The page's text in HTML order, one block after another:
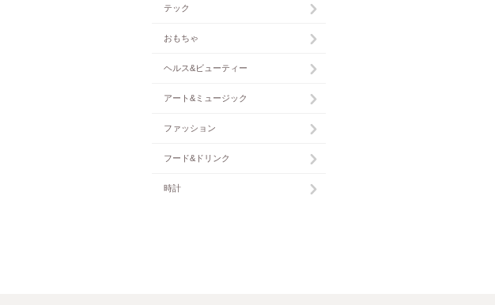
テック
おもちゃ
ヘルス&ビューティー
アート&ミュージック
ファッション
フード&ドリンク
時計